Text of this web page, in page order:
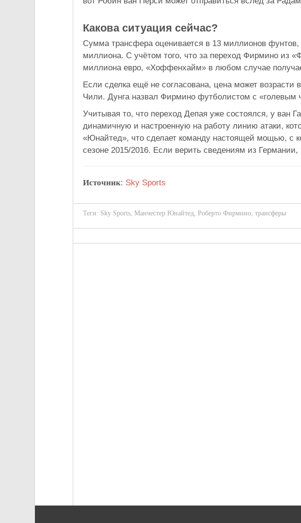
Какова ситуация сейчас?
Сумма трансфера оценивается в 13 миллионов
миллиона. С учётом того, что за переход Фирмино из
миллиона евро, «Хоффенхайм» в любом случае
Если сделка ещё не согласована, цена может возрасти
Чили. Дунга назвал Фирмино футболистом с «голевым
Учитывая то, что переход Депая уже состоялся, у ван
динамичную и настроенную на работу линию атаки,
«Юнайтед», что сделает команду настоящей мощью, с
сезоне 2015/2016. Если верить сведениям из Германии,
Источник: Sky Sports
Теги: Sky Sports, Манчестер Юнайтед, Роберто Фирмино, трансферы